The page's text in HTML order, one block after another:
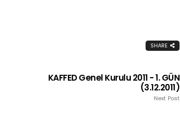
SHARE
KAFFED Genel Kurulu 2011 - 1. GÜN
(3.12.2011)
Next Post